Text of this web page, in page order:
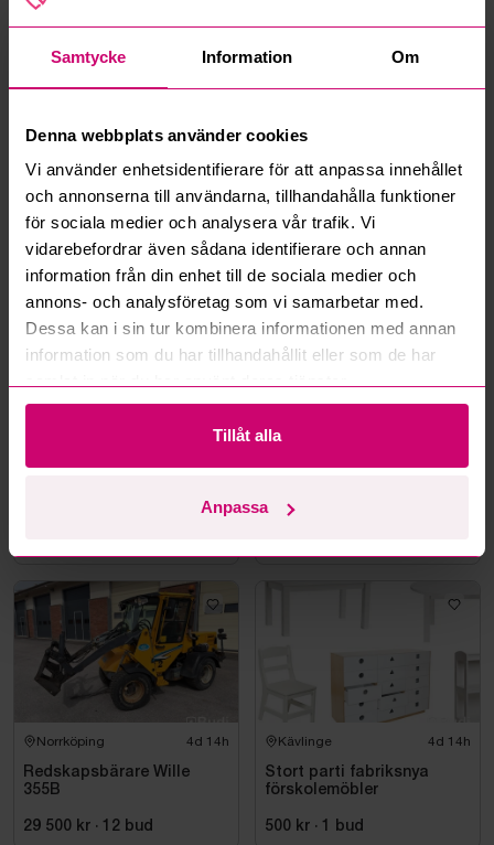
Samtycke Information Om
Denna webbplats använder cookies
Vi använder enhetsidentifierare för att anpassa innehållet
och annonserna till användarna, tillhandahålla funktioner
för sociala medier och analysera vår trafik. Vi
vidarebefordrar även sådana identifierare och annan
information från din enhet till de sociala medier och
annons- och analysföretag som vi samarbetar med.
Dessa kan i sin tur kombinera informationen med annan
information som du har tillhandahållit eller som de har
Tillåt alla
Anpassa
Bromma 4d 13h
Mutterdragare Makita,
TW007GZ
1 100 kr ·10 bud
Oanvänd
Bromma 4d 13h
Mutterdragare Makita,
TW007GZ
1 250 kr ·21 bud
Oanvänd
1.5 dCi Skåp (75hk)-2011
Skåp (102hk) -2010
Norrköping 4d 14h
Redskapsbärare Wille
355B
29 500 kr · 12 bud
Kävlinge 4d 14h
Stort parti fabriksnya
förskolemöbler
500 kr · 1 bud